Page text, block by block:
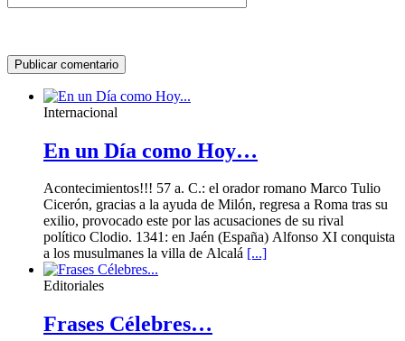
Internacional
En un Día como Hoy…
Acontecimientos!!! 57 a. C.: el orador romano Marco Tulio
Cicerón, gracias a la ayuda de Milón, regresa a Roma tras su
exilio, provocado este por las acusaciones de su rival
político Clodio. 1341: en Jaén (España) Alfonso XI conquista
a los musulmanes la villa de Alcalá [...]
Editoriales
Frases Célebres…